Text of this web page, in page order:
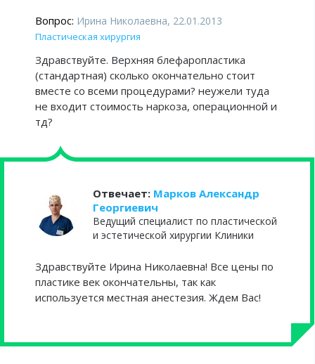
Вопрос: Ирина Николаевна, 22.01.2013
Пластическая хирургия
Здравствуйте. Верхняя блефаропластика
(стандартная) сколько окончательно стоит
вместе со всеми процедурами? неужели туда
не входит стоимость наркоза, операционной и
тд?
Отвечает: Марков Александр
Георгиевич
Ведущий специалист по пластической
и эстетической хирургии Клиники
Здравствуйте Ирина Николаевна! Все цены по
пластике век окончательны, так как
используется местная анестезия. Ждем Вас!